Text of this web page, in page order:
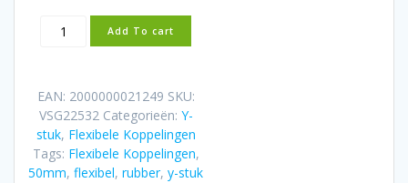
Flexibel
rubber
50mm
aantal
Add To cart
EAN: 2000000021249 SKU:
VSG22532 Categorieën: Y-
stuk, Flexibele Koppelingen
Tags: Flexibele Koppelingen,
50mm, flexibel, rubber, y-stuk